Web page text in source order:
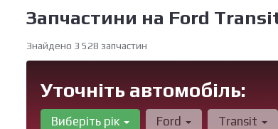
Запчастини на Ford
Знайдено 3 528 запчастин
Уточніть автомобіль:
Виберіть рік Ford Transit